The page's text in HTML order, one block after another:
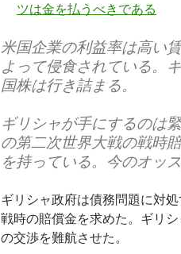
ツは金を払うべきである
米国企業の利益率は高い
よって侵食されている。
国株は行き詰まる。
ギリシャが手にするのは
の第二次世界大戦の戦時
を持っている。今のオッ
ギリシャ政府は債務問題に対
戦時の賠償金を求めた。ギリ
の交渉を難航させた。